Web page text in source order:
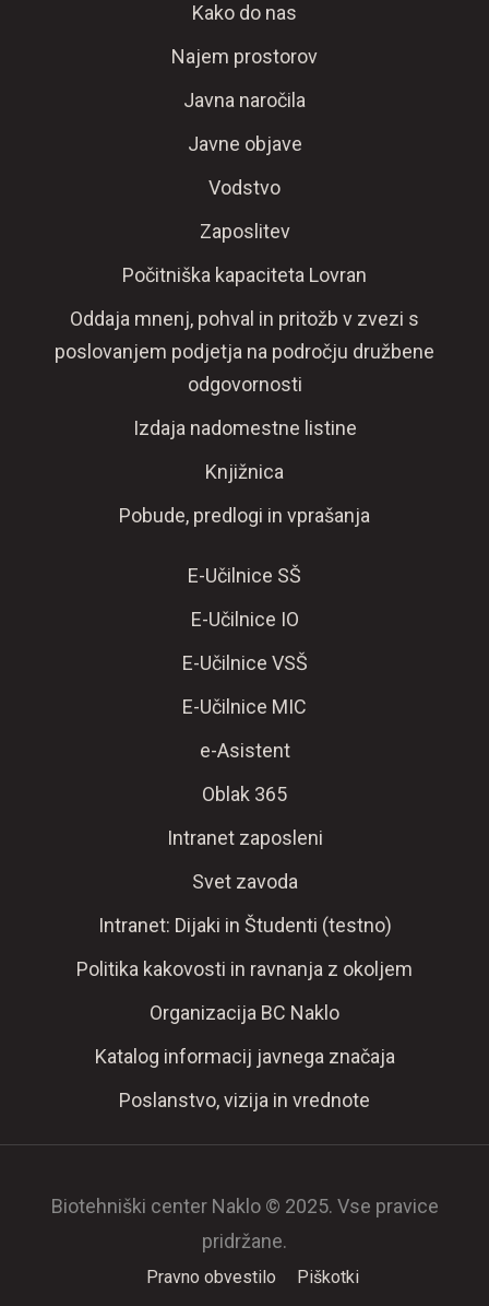
Kako do nas
Najem prostorov
Javna naročila
Javne objave
Vodstvo
Zaposlitev
Počitniška kapaciteta Lovran
Oddaja mnenj, pohval in pritožb v zvezi s
poslovanjem podjetja na področju družbene
odgovornosti
Izdaja nadomestne listine
Knjižnica
Pobude, predlogi in vprašanja
E-Učilnice SŠ
E-Učilnice IO
E-Učilnice VSŠ
E-Učilnice MIC
e-Asistent
Oblak 365
Intranet zaposleni
Svet zavoda
Intranet: Dijaki in Študenti (testno)
Politika kakovosti in ravnanja z okoljem
Organizacija BC Naklo
Katalog informacij javnega značaja
Poslanstvo, vizija in vrednote
Biotehniški center Naklo © 2025. Vse pravice
pridržane.
Pravno obvestilo Piškotki